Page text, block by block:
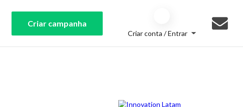
Criar campanha
Criar conta / Entrar